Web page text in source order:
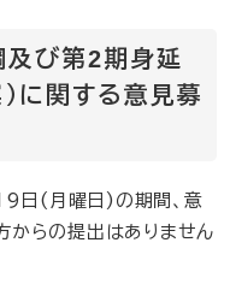
び第2期身延
に関する意見募
日(月曜日)の期間、意
からの提出はありません